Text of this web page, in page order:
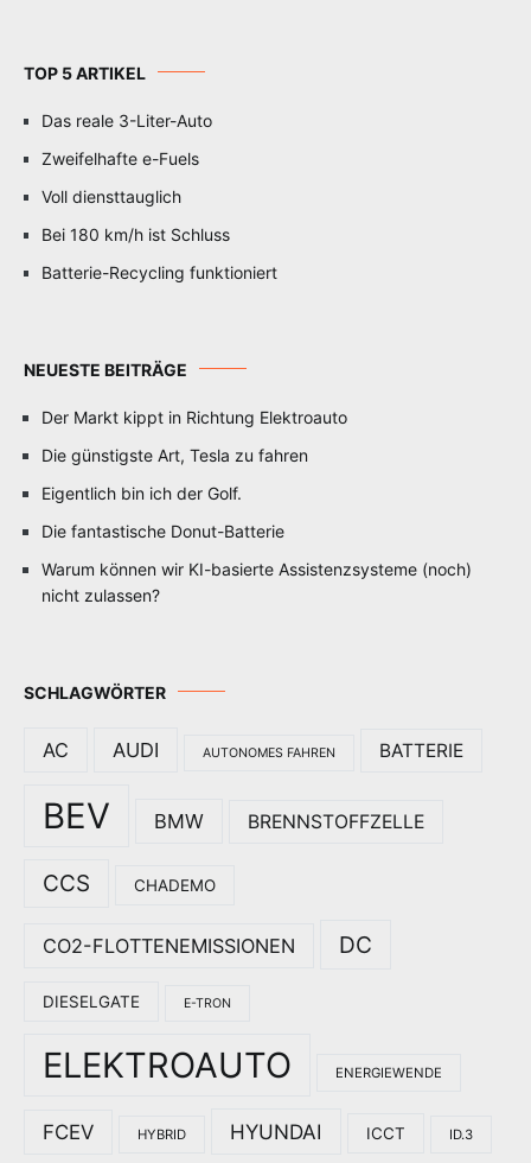
TOP 5 ARTIKEL
Das reale 3-Liter-Auto
Zweifelhafte e-Fuels
Voll diensttauglich
Bei 180 km/h ist Schluss
Batterie-Recycling funktioniert
NEUESTE BEITRÄGE
Der Markt kippt in Richtung Elektroauto
Die günstigste Art, Tesla zu fahren
Eigentlich bin ich der Golf.
Die fantastische Donut-Batterie
Warum können wir KI-basierte Assistenzsysteme (noch)
nicht zulassen?
SCHLAGWÖRTER
AC AUDI AUTONOMES FAHREN BATTERIE
BEV BMW BRENNSTOFFZELLE
CCS CHADEMO
CO2-FLOTTENEMISSIONEN DC
DIESELGATE E-TRON
ELEKTROAUTO ENERGIEWENDE
FCEV HYBRID HYUNDAI ICCT ID.3